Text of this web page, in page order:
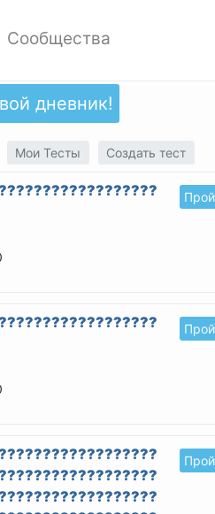
тест
тесты
Сообщества
Создать сообщество
Обзор сообществ
дневник!
Мои Тесты Создать тест